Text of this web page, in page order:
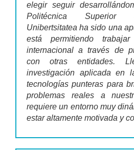
elegir seguir
Politécnica Superior
Unibertsitatea ha sido una
está permitiendo
internacional a través de
con otras entidades.
investigación aplicada en
tecnologías punteras para
problemas reales a
requiere un entorno muy
estar altamente motivada y